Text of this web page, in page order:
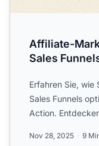
Affiliate-
Sales
Erfahren Sie, wie
Sales Funnels
Action.
Nov 28, 2025 9